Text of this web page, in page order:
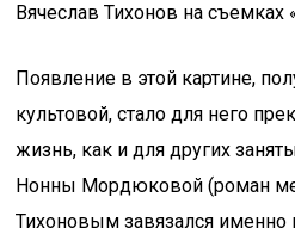
Вячеслав Тихонов на съемках
Появление в этой картине,
культовой, стало для него
жизнь, как и для других
Нонны Мордюковой (роман
Тихоновым завязался именно